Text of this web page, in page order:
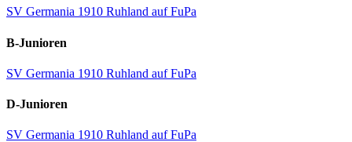
SV Germania 1910 Ruhland auf FuPa
B-Junioren
SV Germania 1910 Ruhland auf FuPa
D-Junioren
SV Germania 1910 Ruhland auf FuPa